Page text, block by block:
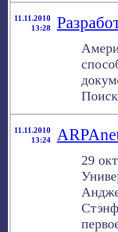
11.11.2010
13:28
11.11.2010
13:24
29